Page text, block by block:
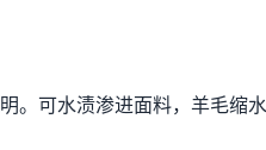
。可水渍渗进面料，羊毛缩